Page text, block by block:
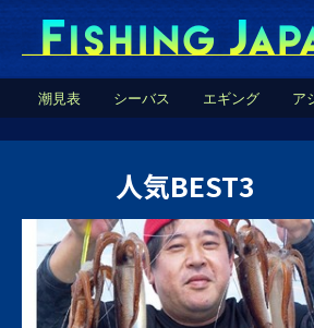
潮見表 シーバス エギング ア
人気BEST3